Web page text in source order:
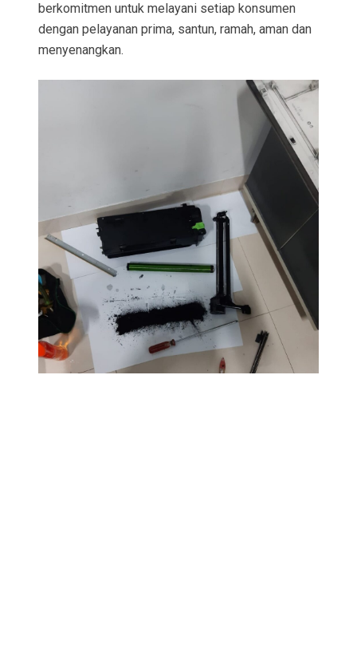
berkomitmen untuk melayani setiap konsumen
dengan pelayanan prima, santun, ramah, aman dan
menyenangkan.